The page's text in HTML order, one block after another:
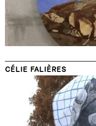
CÉLIE FALIÈRES